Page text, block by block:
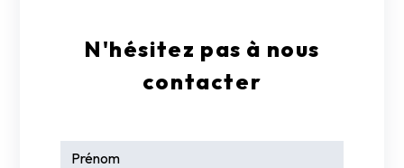
N'hésitez pas à nous
contacter